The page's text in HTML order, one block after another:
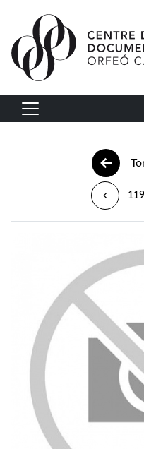
Vés al contingut
Navegació